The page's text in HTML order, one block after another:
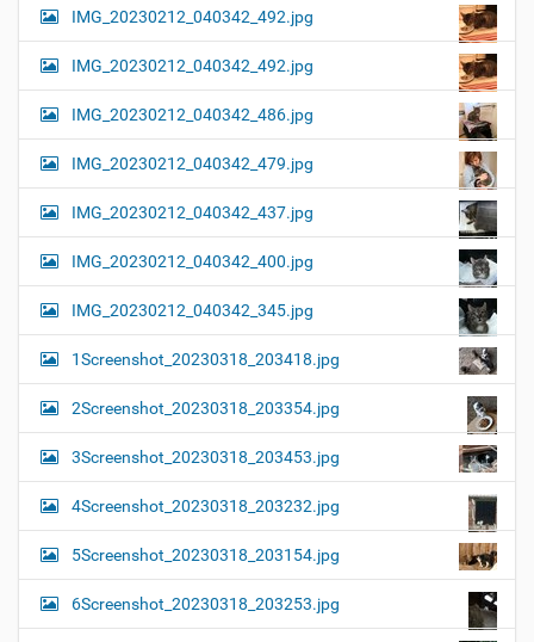
IMG_20230212_040342_492.jpg
IMG_20230212_040342_492.jpg
IMG_20230212_040342_486.jpg
IMG_20230212_040342_479.jpg
IMG_20230212_040342_437.jpg
IMG_20230212_040342_400.jpg
IMG_20230212_040342_345.jpg
1Screenshot_20230318_203418.jpg
2Screenshot_20230318_203354.jpg
3Screenshot_20230318_203453.jpg
4Screenshot_20230318_203232.jpg
5Screenshot_20230318_203154.jpg
6Screenshot_20230318_203253.jpg